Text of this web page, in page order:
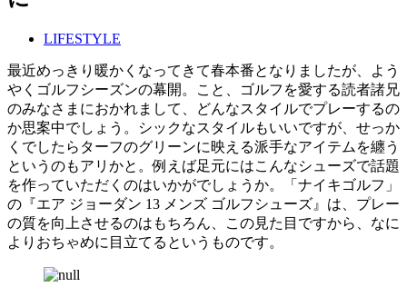
LIFESTYLE
最近めっきり暖かくなってきて春本番となりましたが、よう
やくゴルフシーズンの幕開。こと、ゴルフを愛する読者諸兄
のみなさまにおかれまして、どんなスタイルでプレーするの
か思案中でしょう。シックなスタイルもいいですが、せっか
くでしたらターフのグリーンに映える派手なアイテムを纏う
というのもアリかと。例えば足元にはこんなシューズで話題
を作っていただくのはいかがでしょうか。「ナイキゴルフ」
の『エア ジョーダン 13 メンズ ゴルフシューズ』は、プレー
の質を向上させるのはもちろん、この見た目ですから、なに
よりおちゃめに目立てるというものです。